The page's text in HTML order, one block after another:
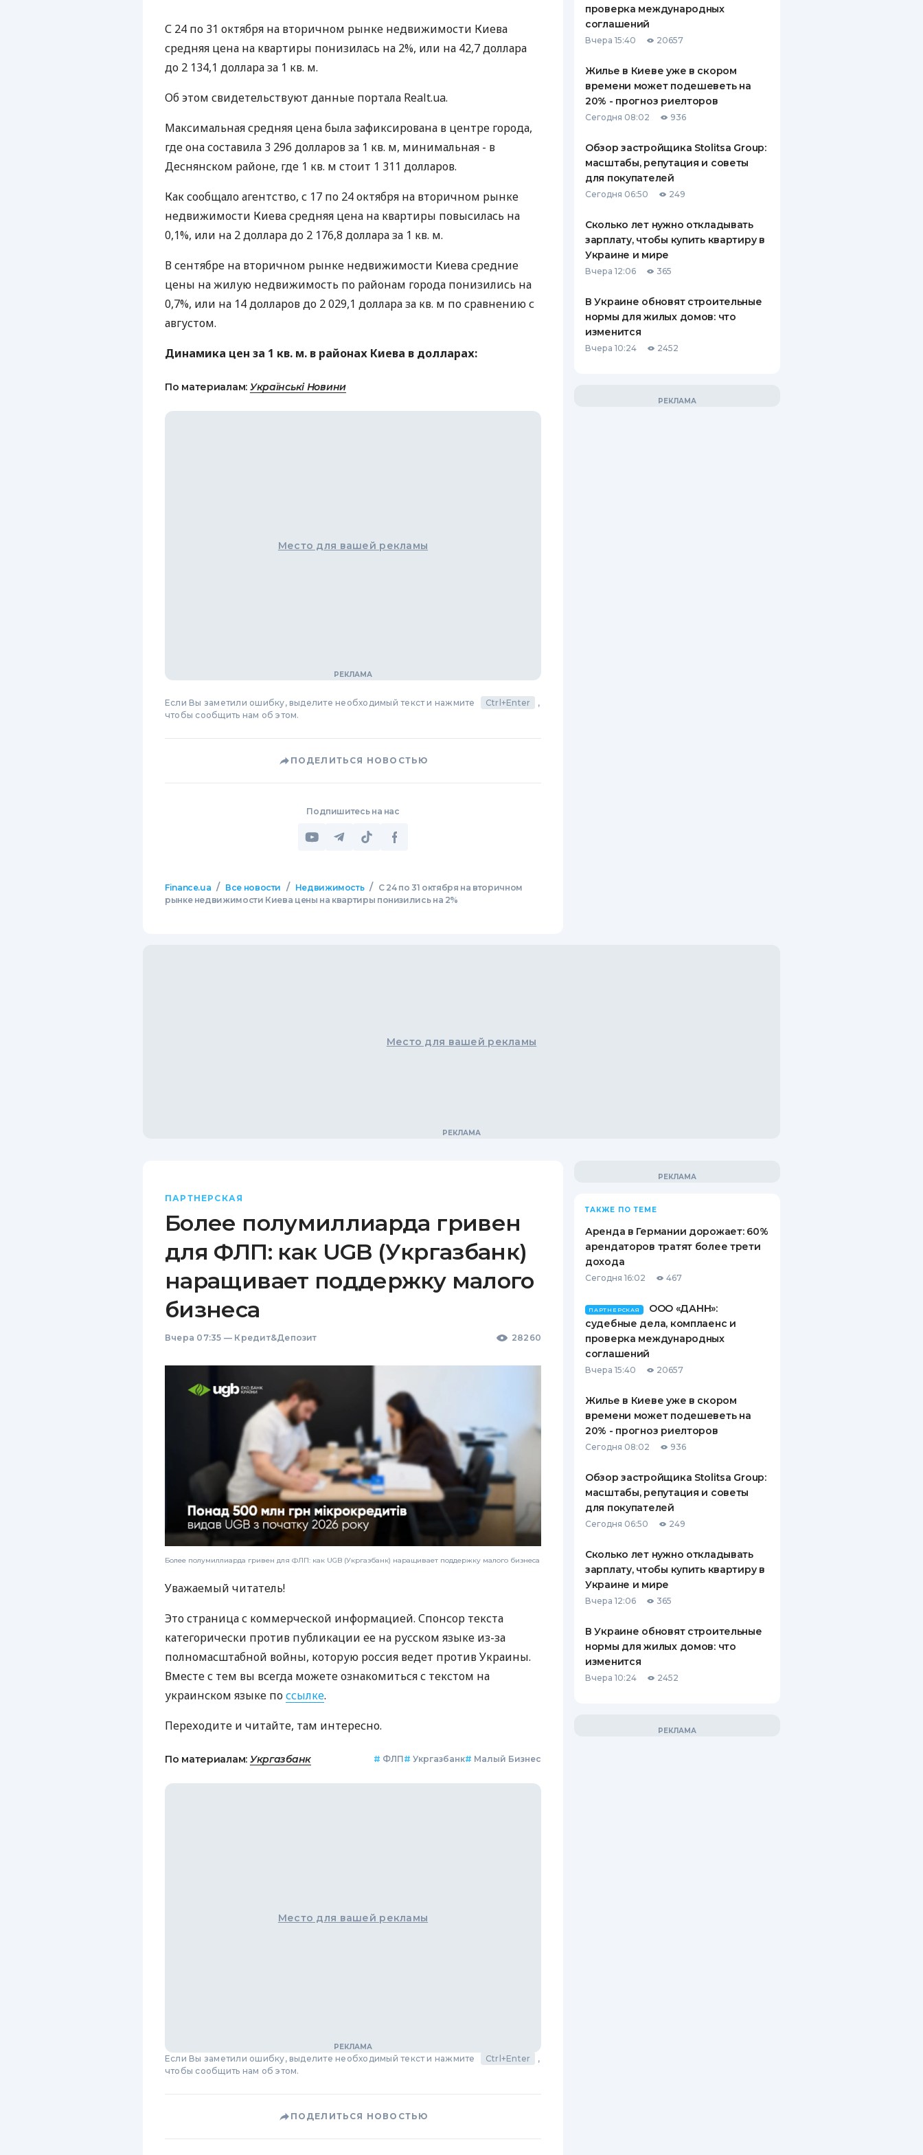
КЕШБЭКА
ПУТЕВОДИТЕЛИ ПО
СТРАХОВЫЕ КОМПАНИИ
ОТЗЫВЫ О СТРАХОВЫХ
ДОСТАВКА И ОПЛАТА
КОНТАКТЫ
С 24 по 31 октября на вторичном рынке недвижимости Киева
средняя цена на квартиры понизилась на 2%, или на 42,7 доллара
до 2 134,1 доллара за 1 кв. м.
Об этом свидетельствуют данные портала Realt.ua.
Максимальная средняя цена была зафиксирована в центре города,
где она составила 3 296 долларов за 1 кв. м, минимальная - в
Деснянском районе, где 1 кв. м стоит 1 311 долларов.
Как сообщало агентство, с 17 по 24 октября на вторичном рынке
недвижимости Киева средняя цена на квартиры повысилась на
0,1%, или на 2 доллара до 2 176,8 доллара за 1 кв. м.
В сентябре на вторичном рынке недвижимости Киева средние
цены на жилую недвижимость по районам города понизились на
0,7%, или на 14 долларов до 2 029,1 доллара за кв. м по сравнению с
августом.
Динамика цен за 1 кв. м. в районах Киева в долларах:
По материалам: Українські Новини
Место для вашей рекламы
Если Вы заметили ошибку, выделите необходимый текст и нажмите Ctrl+Enter
,
чтобы сообщить нам об этом.
ПОДЕЛИТЬСЯ НОВОСТЬЮ
Подпишитесь на нас
Finance.ua / Все новости / Недвижимость / С 24 по 31 октября на вторичном
рынке недвижимости Киева цены на квартиры понизились на 2%
проверка международных
соглашений
Вчера 15:40 20657
Жилье в Киеве уже в скором
времени может подешеветь на
20% - прогноз риелторов
Сегодня 08:02 936
Обзор застройщика Stolitsa Group:
масштабы, репутация и советы
для покупателей
Сегодня 06:50 249
Сколько лет нужно откладывать
зарплату, чтобы купить квартиру в
Украине и мире
Вчера 12:06 365
В Украине обновят строительные
нормы для жилых домов: что
изменится
Вчера 10:24 2452
Место для вашей рекламы
ПАРТНЕРСКАЯ
Более полумиллиарда гривен
для ФЛП: как UGB (Укргазбанк)
наращивает поддержку малого
бизнеса
Вчера 07:35 — Кредит&Депозит 28260
Более полумиллиарда гривен для ФЛП: как UGB (Укргазбанк) наращивает поддержку малого бизнеса
Уважаемый читатель!
Это страница с коммерческой информацией. Спонсор текста
категорически против публикации ее на русском языке из-за
полномасштабной войны, которую россия ведет против Украины.
Вместе с тем вы всегда можете ознакомиться с текстом на
украинском языке поссылке.
Переходите и читайте, там интересно.
По материалам: Укргазбанк # ФЛП# Укргазбанк# Малый Бизнес
Место для вашей рекламы
Если Вы заметили ошибку, выделите необходимый текст и нажмите Ctrl+Enter
,
чтобы сообщить нам об этом.
ПОДЕЛИТЬСЯ НОВОСТЬЮ
ТАКЖЕ ПО ТЕМЕ
Аренда в Германии дорожает: 60%
арендаторов тратят более трети
дохода
Сегодня 16:02 467
ПАРТНЕРСКАЯ
ООО «ДАНН»:
судебные дела, комплаенс и
проверка международных
соглашений
Вчера 15:40 20657
Жилье в Киеве уже в скором
времени может подешеветь на
20% - прогноз риелторов
Сегодня 08:02 936
Обзор застройщика Stolitsa Group:
масштабы, репутация и советы
для покупателей
Сегодня 06:50 249
Сколько лет нужно откладывать
зарплату, чтобы купить квартиру в
Украине и мире
Вчера 12:06 365
В Украине обновят строительные
нормы для жилых домов: что
изменится
Вчера 10:24 2452